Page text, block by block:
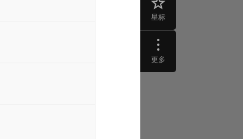
星标
更多